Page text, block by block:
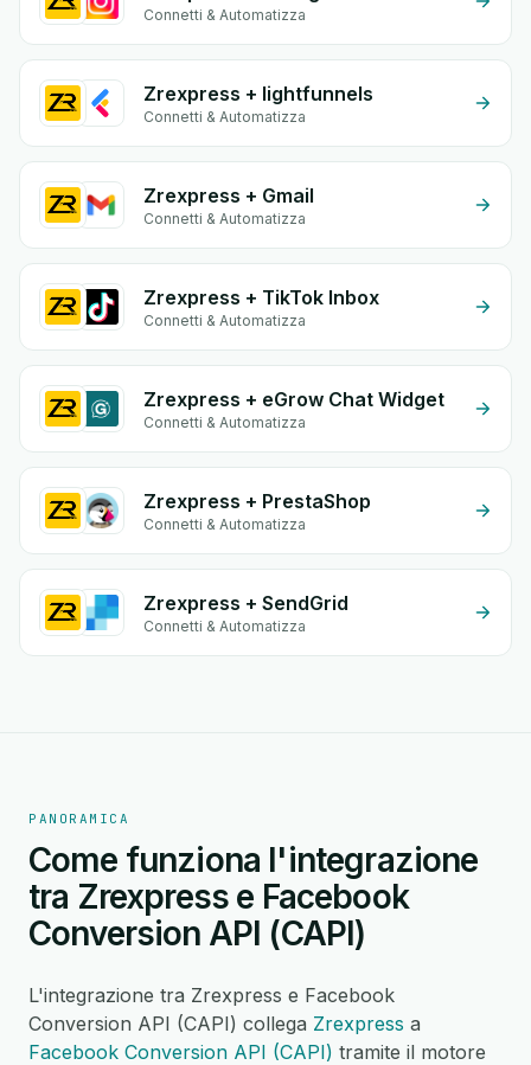
Connetti & Automatizza
Zrexpress + lightfunnels
Connetti & Automatizza
Zrexpress + Gmail
Connetti & Automatizza
Zrexpress + TikTok Inbox
Connetti & Automatizza
Zrexpress + eGrow Chat Widget
Connetti & Automatizza
Zrexpress + PrestaShop
Connetti & Automatizza
Zrexpress + SendGrid
Connetti & Automatizza
PANORAMICA
Come funziona l'integrazione
tra Zrexpress e Facebook
Conversion API (CAPI)
L'integrazione tra Zrexpress e Facebook
Conversion API (CAPI) collega Zrexpress a
Facebook Conversion API (CAPI) tramite il motore